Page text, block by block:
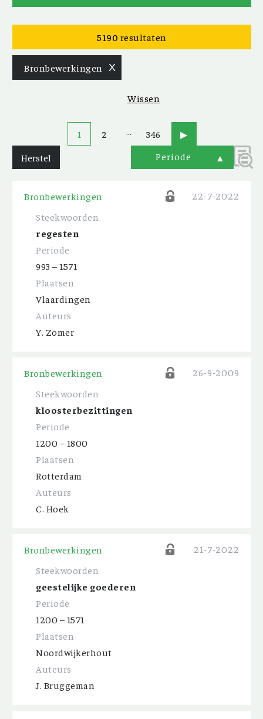
5190 resultaten
Bronbewerkingen X
Wissen
Herstel
1 2 … 346
▶
Periode
▲
Bronbewerkingen
22-7-2022
Steekwoorden
regesten
Periode
993 – 1571
Plaatsen
Vlaardingen
Auteurs
Y. Zomer
Bronbewerkingen
26-9-2009
Steekwoorden
kloosterbezittingen
Periode
1200 – 1800
Plaatsen
Rotterdam
Auteurs
C. Hoek
Bronbewerkingen
21-7-2022
Steekwoorden
geestelijke goederen
Periode
1200 – 1571
Plaatsen
Noordwijkerhout
Auteurs
J. Bruggeman